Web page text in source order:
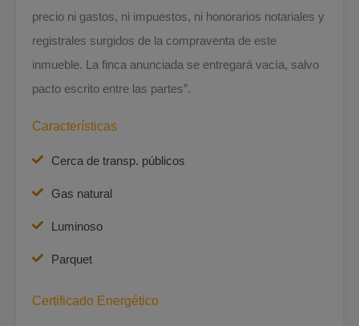
precio ni gastos, ni impuestos, ni honorarios notariales y
registrales surgidos de la compraventa de este
inmueble. La finca anunciada se entregará vacía, salvo
pacto escrito entre las partes”.
Características
Cerca de transp. públicos
Gas natural
Luminoso
Parquet
Certificado Energético